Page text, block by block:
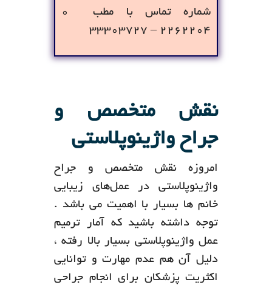
شماره تماس با مطب ۰
۲۲۶۲۲۰۴ – ۳۳۳۰۳۷۲۷
نقش متخصص و
جراح واژینوپلاستی
امروزه نقش متخصص و جراح
واژینوپلاستی در عمل‌های زیبایی
خانم ها بسیار با اهمیت می باشد .
توجه داشته باشید که آمار ترمیم
عمل واژینوپلاستی بسیار بالا رفته ،
دلیل آن هم عدم مهارت و توانایی
اکثریت پزشکان برای انجام جراحی